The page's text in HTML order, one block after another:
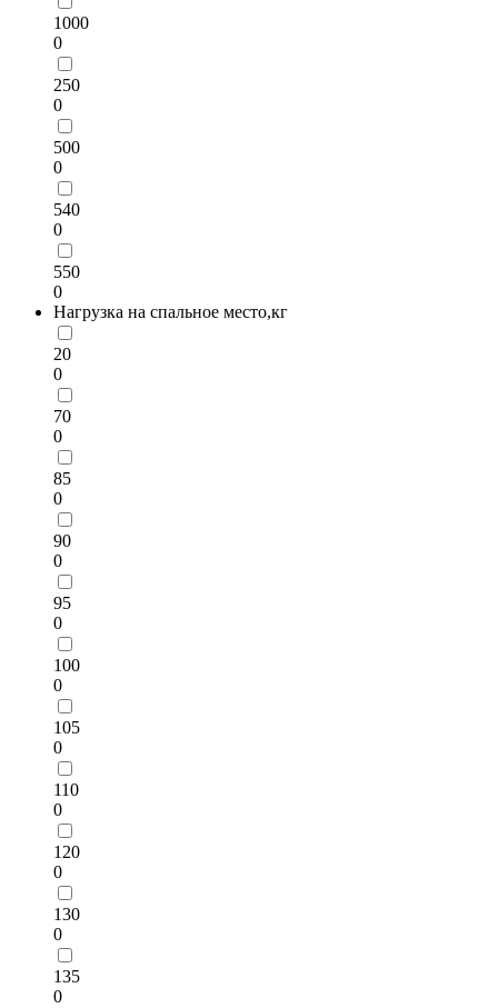
1000
0
250
0
500
0
540
0
550
0
Нагрузка на спальное место,кг
20
0
70
0
85
0
90
0
95
0
100
0
105
0
110
0
120
0
130
0
135
0